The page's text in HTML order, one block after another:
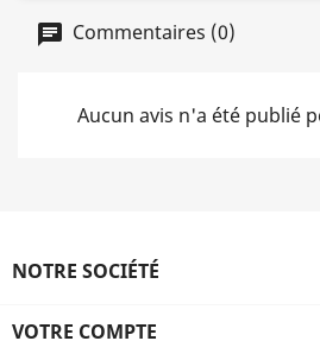
Commentaires (0)
Aucun avis n'a été publié
NOTRE SOCIÉTÉ
VOTRE COMPTE